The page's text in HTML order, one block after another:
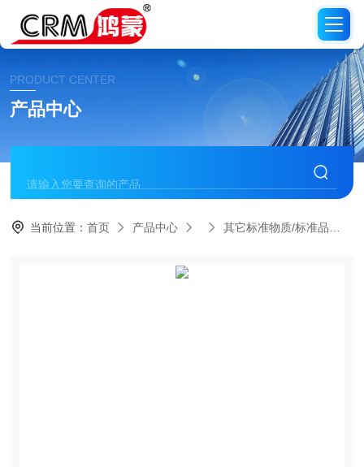
PRODUCT CENTER
产品中心
当前位置：首页 产品中心 其它标准物质/标准品